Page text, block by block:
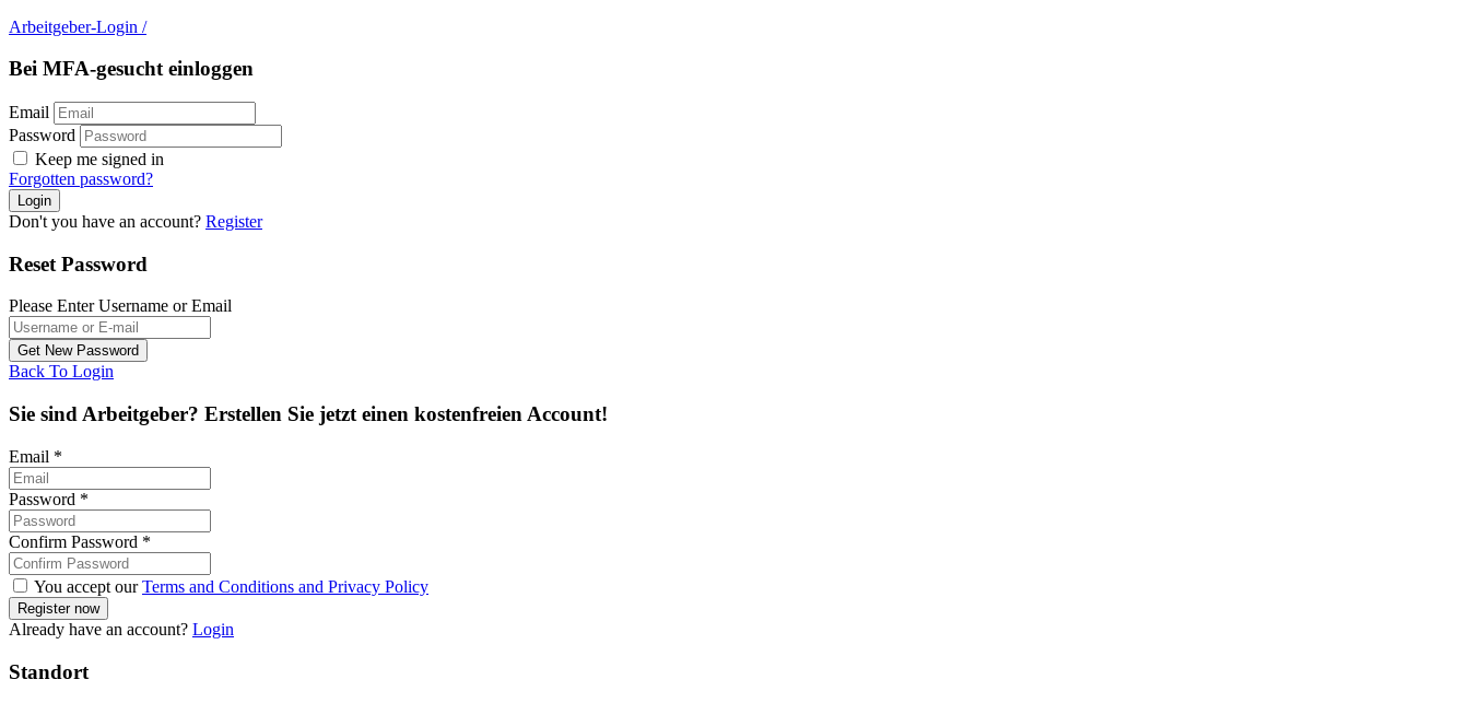
Arbeitgeber-Login /
Bei MFA-gesucht einloggen
Email
Password
Keep me signed in
Forgotten password?
Don't you have an account? Register
Reset Password
Please Enter Username or Email
Back To Login
Sie sind Arbeitgeber? Erstellen Sie jetzt einen kostenfreien Account!
Email *
Password *
Confirm Password *
You accept ourTerms and Conditions and Privacy Policy
Already have an account? Login
Standort